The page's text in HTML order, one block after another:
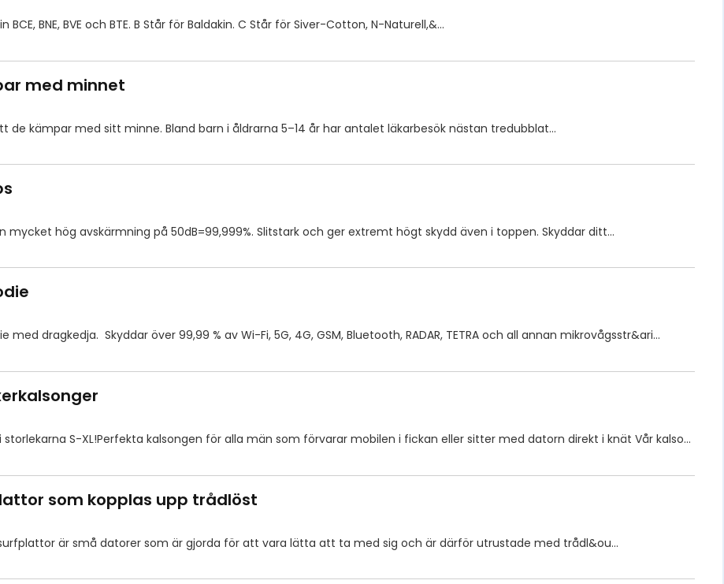
BNE, BVE och BTE. B Står för Baldakin. C Står för Siver-Cotton, N-Naturell,&…
med minnet
de kämpar med sitt minne. Bland barn i åldrarna 5–14 år har antalet läkarbesök nästan tredubblat…
mycket hög avskärmning på 50dB=99,999%. Slitstark och ger extremt högt skydd även i toppen. Skyddar ditt…
med dragkedja. Skyddar över 99,99 % av Wi-Fi, 5G, 4G, GSM, Bluetooth, RADAR, TETRA och all annan mikrovågsstr&ari…
storlekarna S-XL!Perfekta kalsongen för alla män som förvarar mobilen i fickan eller sitter med datorn direkt i knät Vår kalso…
som kopplas upp trådlöst
är små datorer som är gjorda för att vara lätta att ta med sig och är därför utrustade med trådl&ou…